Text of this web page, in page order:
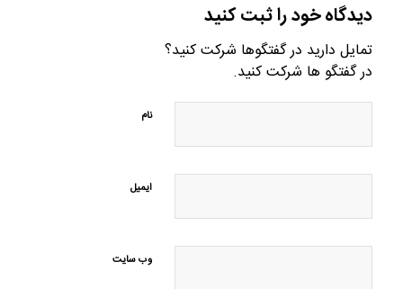
دیدگاه خود را ثبت کنید
تمایل دارید در گفتگوها شرکت کنید؟
در گفتگو ها شرکت کنید.
نام
ایمیل
وب‌ سایت